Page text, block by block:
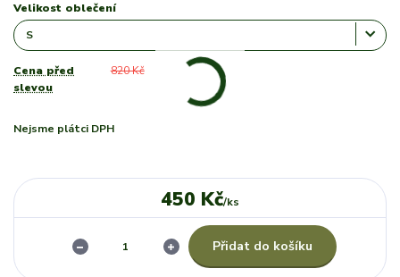
Velikost oblečení
Cena před
slevou
820 Kč
Nejsme plátci DPH
450 Kč/ks
Přidat do košíku